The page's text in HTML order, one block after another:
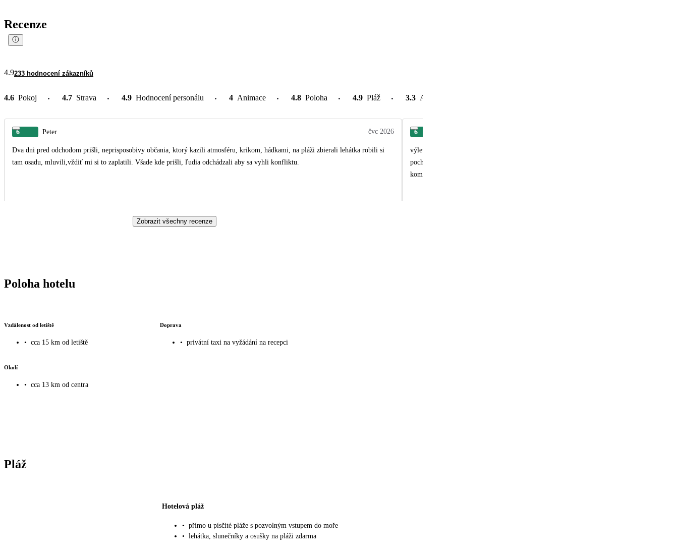
Recenze
4.9233 hodnocení zákazníků
4.6 Pokoj 4.7 Strava 4.9 Hodnocení personálu 4 Animace 4.8 Poloha 4.9 Pláž 3.3 Atrakce v okolí
6 Peter čvc 2026
Dva dni pred odchodom prišli, neprisposobivy občania, ktorý kazili atmosféru, krikom, hádkami, na pláži zbierali lehátka robili si
tam osadu, mluvili,vždiť mi si to zaplatili. Všade kde prišli, ľudia odchádzali aby sa vyhli konfliktu.
6
výlet do Giza - všetko bolo fajn,až na prepravu minibusom, kde sme boli stlačení - na jednej dvoj-
pochváliť delegátku Valeriu, za informácie, usmernenie, bola veľmi ústretová, ochotná a
komunikovala
Zobrazit všechny recenze
Poloha hotelu
Vzdálenost od letiště
• cca 15 km od letiště
Doprava
• privátní taxi na vyžádání na recepci
Okolí
• cca 13 km od centra
Pláž
Hotelová pláž
• přímo u písčité pláže s pozvolným vstupem do moře
• lehátka, slunečníky a osušky na pláži zdarma